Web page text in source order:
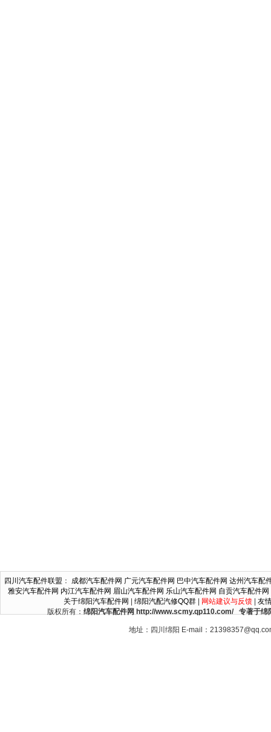
四川汽车配件联盟 ： 成都汽车配件网 广元汽车配件网 巴中汽车配件网 达州汽车配
雅安汽车配件网 内江汽车配件网 眉山汽车配件网 乐山汽车配件网 自贡汽车配件网
关于绵阳汽车配件网
绵阳汽配汽修QQ群| 网站建议与反馈| 友
版权所有： 绵阳汽车配件网 http://www.scmy.qp110.com/ 专著于绵
地址：四川绵阳 E-mail：